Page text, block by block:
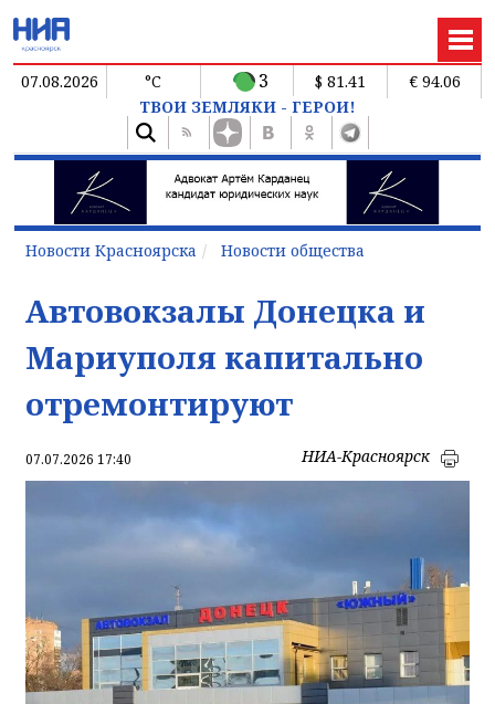
07.08.2026 °C 3 $ 81.41
€ 94.06
ТВОИ ЗЕМЛЯКИ - ГЕРОИ!
Новости Красноярска Новости общества
Автовокзалы Донецка и
Мариуполя капитально
отремонтируют
07.07.2026 17:40 НИА-Красноярск